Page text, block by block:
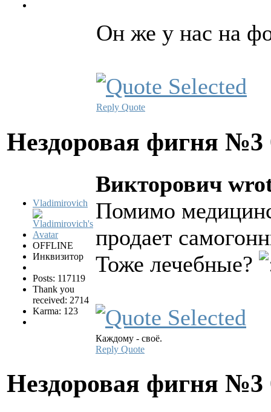
Он же у нас на
Reply Quote
Нездоровая фигня №3
Vladimirovich
OFFLINE
Инквизитор
Posts: 117119
Thank you
received: 2714
Karma: 123
Викторович
Помимо
продает
Тоже лечебные?
Каждому - своё.
Reply Quote
Нездоровая фигня №3